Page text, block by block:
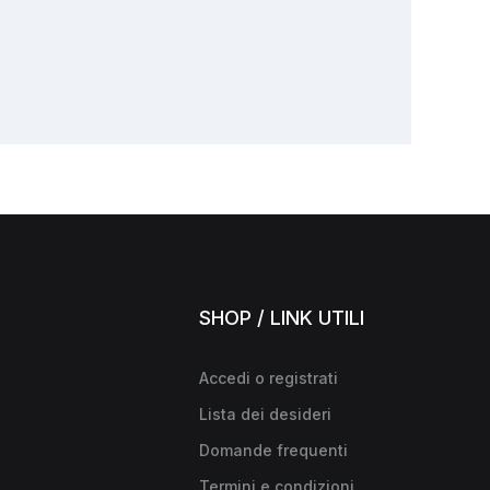
SHOP / LINK UTILI
Accedi o registrati
Lista dei desideri
Domande frequenti
Termini e condizioni